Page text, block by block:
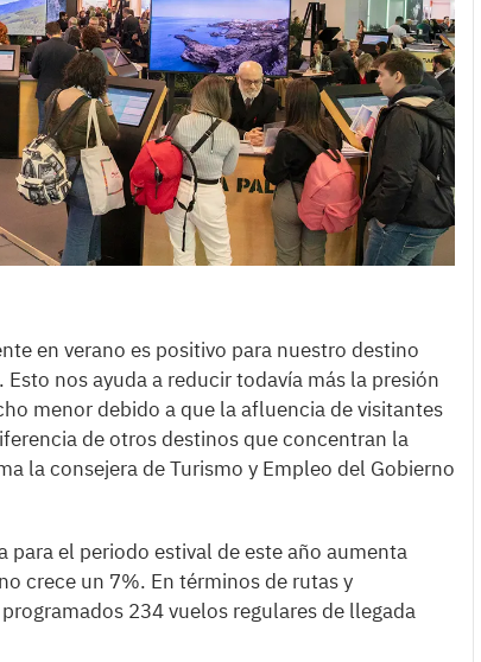
en verano es positivo para nuestro destino
nos ayuda a reducir todavía más la presión
menor debido a que la afluencia de visitantes
de otros destinos que concentran la
la consejera de Turismo y Empleo del Gobierno
para el periodo estival de este año aumenta
crece un 7%. En términos de rutas y
234 vuelos regulares de llegada